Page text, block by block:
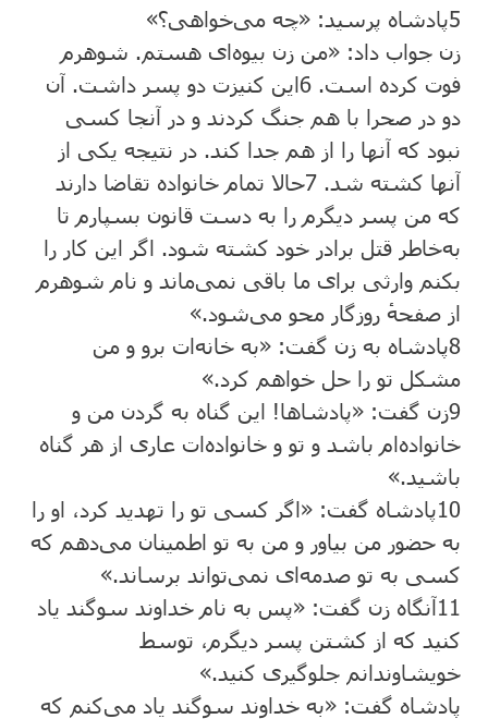
5پادشاه پرسید: «چه می‌خواهی؟»
زن جواب داد: «من زن بیوه‌ای هستم. شوهرم
فوت کرده است. 6این کنیزت دو پسر داشت. آن
دو در صحرا با هم جنگ کردند و در آنجا کسی
نبود که آنها را از هم جدا کند. در نتیجه یکی از
آنها کشته شد. 7حالا تمام خانواده تقاضا دارند
که من پسر دیگرم را به دست قانون بسپارم تا
به‌خاطر قتل برادر خود کشته شود. اگر این کار را
بکنم وارثی برای ما باقی نمی‌ماند و نام شوهرم
از صفحهٔ روزگار محو می‌شود.»
8پادشاه به زن گفت: «به خانه‌ات برو و من
مشکل تو را حل خواهم کرد.»
9زن گفت: «پادشاها! این گناه به گردن من و
خانواده‌ام باشد و تو و خانواده‌ات عاری از هر گناه
باشید.»
10پادشاه گفت: «اگر کسی تو را تهدید کرد، او را
به حضور من بیاور و من به تو اطمینان می‌دهم که
کسی به تو صدمه‌ای نمی‌تواند برساند.»
11آنگاه زن گفت: «پس به نام خداوند سوگند یاد
کنید که از کشتن پسر دیگرم، توسط
خویشاوندانم جلوگیری کنید.»
پادشاه گفت: «به خداوند سوگند یاد می‌کنم که